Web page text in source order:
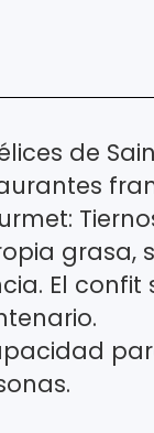
de
grasa,
El